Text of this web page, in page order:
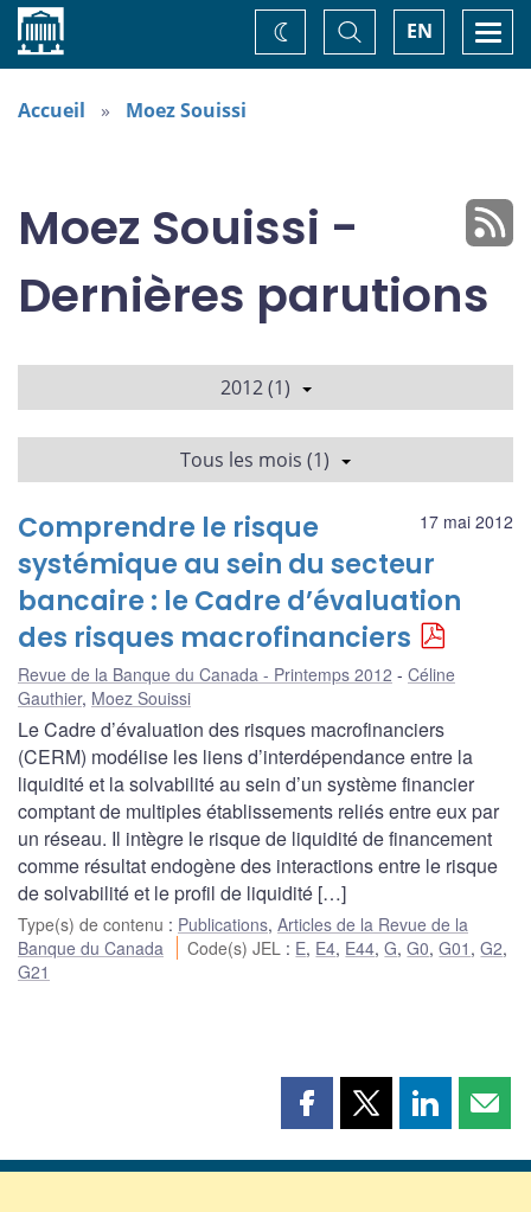
Accueil EN
Basculer
la
recherche
Changez
de
Accueil Moez Souissi
Moez Souissi -
Dernières parutions
2012 (1)
Tous les mois (1)
17 mai 2012
Comprendre le risque
systémique au sein du secteur
bancaire : le Cadre d’évaluation
des risques macrofinanciers
Revue de la Banque du Canada - Printemps 2012
Céline
Gauthier, Moez Souissi
Le Cadre d’évaluation des risques macrofinanciers
(CERM) modélise les liens d’interdépendance entre la
liquidité et la solvabilité au sein d’un système financier
comptant de multiples établissements reliés entre eux par
un réseau. Il intègre le risque de liquidité de financement
comme résultat endogène des interactions entre le risque
de solvabilité et le profil de liquidité […]
Type(s) de contenu : Publications, Articles de la Revue de la
Banque du Canada
Code(s) JEL : E, E4, E44,G,G0,G01 ,G2,
G21
Partager
page
Partager
page
Partager
page page